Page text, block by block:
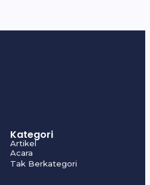
Kategori
Artikel
Acara
Tak Berkategori